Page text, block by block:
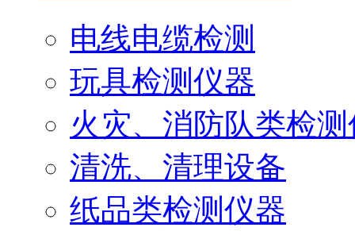
电线电缆检测
玩具检测仪器
火灾、消防队类检
清洗、清理设备
纸品类检测仪器